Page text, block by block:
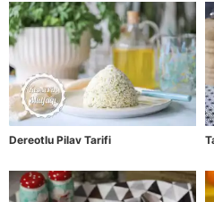
Dereotlu Pilav Tarifi